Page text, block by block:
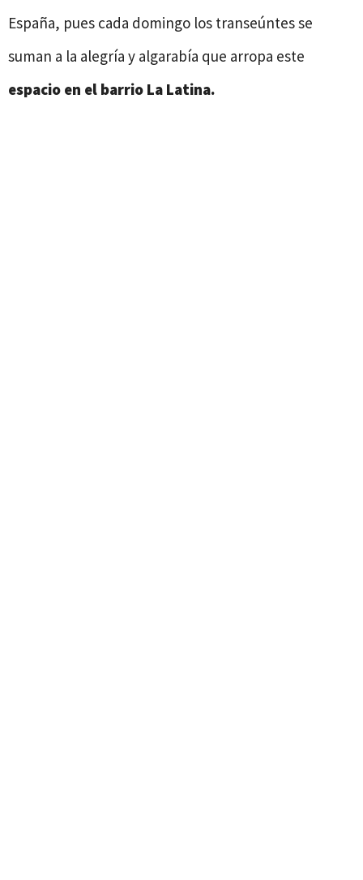
España, pues cada domingo los transeúntes se
suman a la alegría y algarabía que arropa este
espacio en el barrio La Latina.